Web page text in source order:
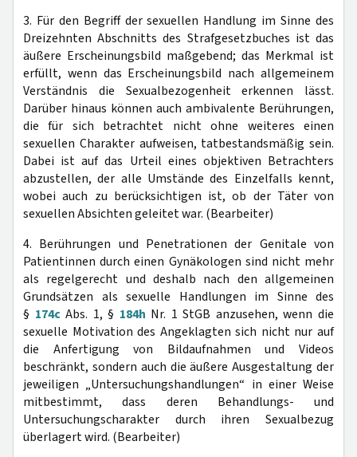
3. Für den Begriff der sexuellen Handlung im Sinne des
Dreizehnten Abschnitts des Strafgesetzbuches ist das
äußere Erscheinungsbild maßgebend; das Merkmal ist
erfüllt, wenn das Erscheinungsbild nach allgemeinem
Verständnis die Sexualbezogenheit erkennen lässt.
Darüber hinaus können auch ambivalente Berührungen,
die für sich betrachtet nicht ohne weiteres einen
sexuellen Charakter aufweisen, tatbestandsmäßig sein.
Dabei ist auf das Urteil eines objektiven Betrachters
abzustellen, der alle Umstände des Einzelfalls kennt,
wobei auch zu berücksichtigen ist, ob der Täter von
sexuellen Absichten geleitet war. (Bearbeiter)
4. Berührungen und Penetrationen der Genitale von
Patientinnen durch einen Gynäkologen sind nicht mehr
als regelgerecht und deshalb nach den allgemeinen
Grundsätzen als sexuelle Handlungen im Sinne des
§ 174cAbs. 1, § 184h Nr. 1 StGB anzusehen, wenn die
sexuelle Motivation des Angeklagten sich nicht nur auf
die Anfertigung von Bildaufnahmen und Videos
beschränkt, sondern auch die äußere Ausgestaltung der
jeweiligen „Untersuchungshandlungen“ in einer Weise
mitbestimmt, dass deren Behandlungs- und
Untersuchungscharakter durch ihren Sexualbezug
überlagert wird. (Bearbeiter)